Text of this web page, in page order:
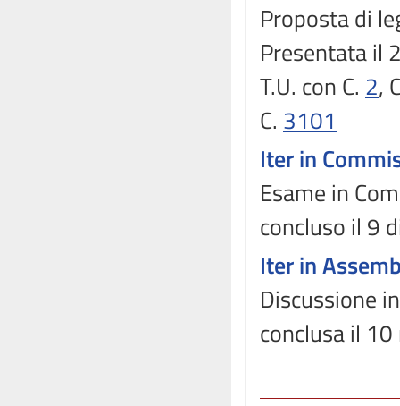
Proposta di
Presentata il
T.U. con C. 2,
C. 3101
Iter in
Esame in
concluso il 9
Iter in
Discussione
conclusa il